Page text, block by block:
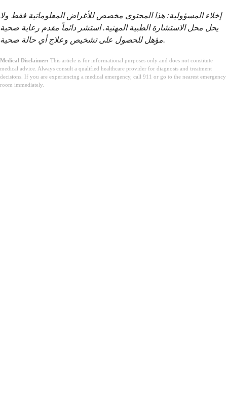
إخلاء المسؤولية: هذا المحتوى مخصص للأغراض المعلوماتية فقط ولا
يحل محل الاستشارة الطبية المهنية. استشر دائماً مقدم رعاية صحية
مؤهل للحصول على تشخيص وعلاج أي حالة صحية.
Medical Disclaimer: This article is for informational purposes only and does not constitute
medical advice. Always consult a qualified healthcare provider for diagnosis and treatment
decisions. If you are experiencing a medical emergency, call 911 or go to the nearest emergency
room immediately.